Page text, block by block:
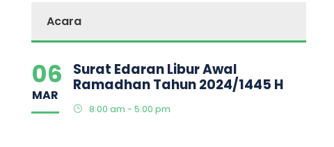
Acara
06
MAR
Surat Edaran Libur Awal
Ramadhan Tahun 2024/1445 H
8:00 am - 5:00 pm